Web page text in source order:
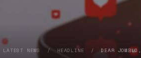
LATEST NEWS / HEADLINE /DEAR